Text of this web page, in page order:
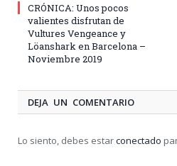
CRÓNICA: Unos pocos
valientes disfrutan de
Vultures Vengeance y
Löanshark en Barcelona –
Noviembre 2019
DEJA UN COMENTARIO
Lo siento, debes estarconectado